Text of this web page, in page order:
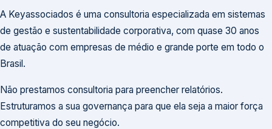
A Keyassociados é uma consultoria especializada em sistemas
de gestão e sustentabilidade corporativa, com quase 30 anos
de atuação com empresas de médio e grande porte em todo o
Brasil.
Não prestamos consultoria para preencher relatórios.
Estruturamos a sua governança para que ela seja a maior força
competitiva do seu negócio.